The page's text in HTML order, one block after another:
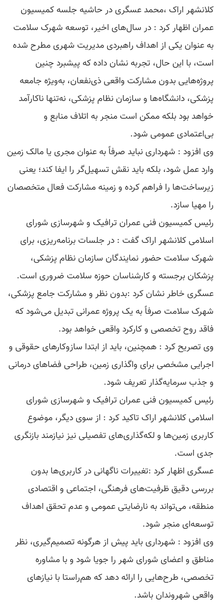
کلانشهر اراک ،محمد عسگری در حاشیه جلسه کمیسیون
عمران اظهار کرد : در سال‌های اخیر، توسعه شهرک سلامت
به عنوان یکی از اهداف راهبردی مدیریت شهری مطرح شده
است، با این حال، تجربه نشان داده که پیشبرد چنین
پروژه‌هایی بدون مشارکت واقعی ذی‌نفعان، به‌ویژه جامعه
پزشکی، دانشگاه‌ها و سازمان نظام پزشکی، نه‌تنها ناکارآمد
خواهد بود بلکه ممکن است منجر به اتلاف منابع و
بی‌اعتمادی عمومی شود.
وی افزود : شهرداری نباید صرفاً به عنوان مجری یا مالک زمین
وارد عمل شود، بلکه باید نقش تسهیل‌گر را ایفا کند؛ یعنی
زیرساخت‌ها را فراهم کرده و زمینه مشارکت فعال متخصصان
را مهیا سازد.
رئیس کمیسیون فنی عمران ترافیک و شهرسازی شورای
اسلامی کلانشهر اراک گفت : در جلسات برنامه‌ریزی، برای
شهرک سلامت حضور نمایندگان سازمان نظام پزشکی،
پزشکان برجسته و کارشناسان حوزه سلامت ضروری است.
عسگری خاطر نشان کرد :بدون نظر و مشارکت جامع پزشکی،
شهرک سلامت صرفاً به یک پروژه عمرانی تبدیل می‌شود که
فاقد روح تخصصی و کارکرد واقعی خواهد بود.
وی تصریح کرد : همچنین، باید از ابتدا سازوکارهای حقوقی و
اجرایی مشخصی برای واگذاری زمین، طراحی فضاهای درمانی
و جذب سرمایه‌گذار تعریف شود.
رئیس کمیسیون فنی عمران ترافیک و شهرسازی شورای
اسلامی کلانشهر اراک تاکید کرد : از سوی دیگر، موضوع
کاربری زمین‌ها و لکه‌گذاری‌های تفصیلی نیز نیازمند بازنگری
جدی است.
عسگری اظهار کرد :تغییرات ناگهانی در کاربری‌ها بدون
بررسی دقیق ظرفیت‌های فرهنگی، اجتماعی و اقتصادی
منطقه، می‌تواند به نارضایتی عمومی و عدم تحقق اهداف
توسعه‌ای منجر شود.
وی افزود : شهرداری باید پیش از هرگونه تصمیم‌گیری، نظر
مناطق و اعضای شورای شهر را جویا شود و با مشاوره
تخصصی، طرح‌هایی را ارائه دهد که هم‌راستا با نیازهای
واقعی شهروندان باشد.